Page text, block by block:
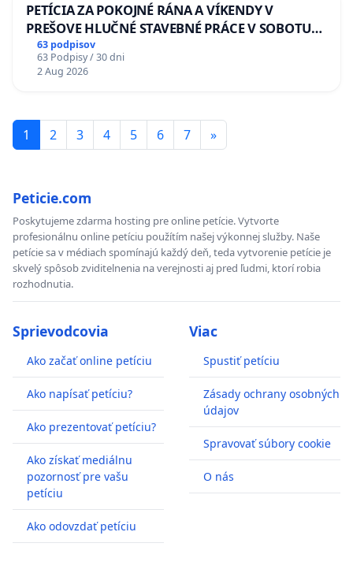
PETÍCIA ZA POKOJNÉ RÁNA A VÍKENDY V
PREŠOVE HLUČNÉ STAVEBNÉ PRÁCE V SOBOTU
LEN OD 9.00 DO 13.00 HOD., CEZ PRACOVNÝ
TÝŽDEŇ CIEĽ 8.00 – 18.00 HOD. A PRAVIDELNÁ
KONTROLA STAVBY C-AREA NA
63 podpisov
63 Podpisy / 30 dni
2 Aug 2026
1 2 3 4 5 6 7 »
Peticie.com
Poskytujeme zdarma hosting pre online petície. Vytvorte
profesionálnu online petíciu použítím našej výkonnej služby. Naše
petície sa v médiach spomínajú každý deň, teda vytvorenie petície je
skvelý spôsob zviditelnenia na verejnosti aj pred ľudmi, ktorí robia
rozhodnutia.
Sprievodcovia
Ako začať online petíciu
Ako napísať petíciu?
Ako prezentovať petíciu?
Ako získať mediálnu
pozornosť pre vašu
petíciu
Ako odovzdať petíciu
Viac
Spustiť petíciu
Zásady ochrany osobných
údajov
Spravovať súbory cookie
O nás